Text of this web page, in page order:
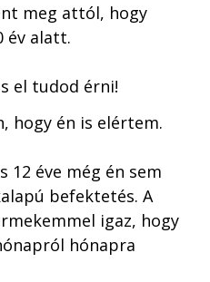
meg attól, hogy
év alatt.
el tudod érni!
hogy én is elértem.
12 éve még én sem
befektetés. A
igaz, hogy
hónapra